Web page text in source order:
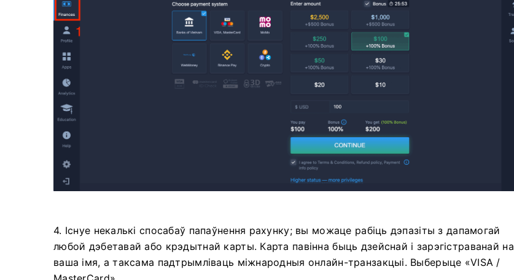
4. Існуе некалькі спосабаў папаўнення рахунку; вы можаце рабіць дэпазіты з дапамогай
любой дэбетавай або крэдытнай карты. Карта павінна быць дзейснай і зарэгістраванай на
ваша імя, а таксама падтрымліваць міжнародныя онлайн-транзакцыі. Выберыце «VISA /